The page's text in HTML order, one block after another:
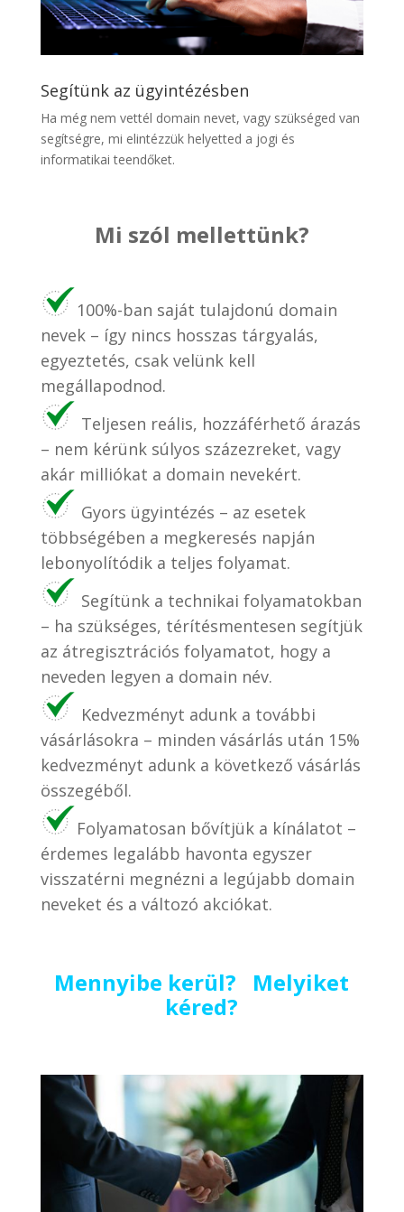
Segítünk az ügyintézésben
Ha még nem vettél domain nevet, vagy szükséged van
segítségre, mi elintézzük helyetted a jogi és
informatikai teendőket.
Mi szól mellettünk?
100%-ban saját tulajdonú domain
nevek – így nincs hosszas tárgyalás,
egyeztetés, csak velünk kell
megállapodnod.
Teljesen reális, hozzáférhető árazás
– nem kérünk súlyos százezreket, vagy
akár milliókat a domain nevekért.
Gyors ügyintézés – az esetek
többségében a megkeresés napján
lebonyolítódik a teljes folyamat.
Segítünk a technikai folyamatokban
– ha szükséges, térítésmentesen segítjük
az átregisztrációs folyamatot, hogy a
neveden legyen a domain név.
Kedvezményt adunk a további
vásárlásokra – minden vásárlás után 15%
kedvezményt adunk a következő vásárlás
összegéből.
Folyamatosan bővítjük a kínálatot –
érdemes legalább havonta egyszer
visszatérni megnézni a legújabb domain
neveket és a változó akciókat.
Mennyibe kerül? Melyiket
kéred?